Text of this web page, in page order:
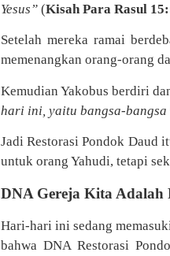
Yesus” (Kisah Para Rasul
Setelah mereka ramai
memenangkan orang-orang
Kemudian Yakobus berdiri
hari ini, yaitu bangsa-
Jadi Restorasi Pondok Daud
untuk orang Yahudi, tetapi
DNA Gereja Kita Adalah
Hari-hari ini sedang
bahwa DNA Restorasi